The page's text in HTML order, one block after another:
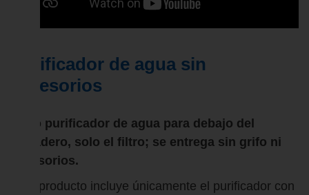
Purificador de agua sin
accesorios
Filtro purificador de agua para debajo del
fregadero, solo el filtro; se entrega sin grifo ni
accesorios.
Este producto incluye únicamente el purificador con